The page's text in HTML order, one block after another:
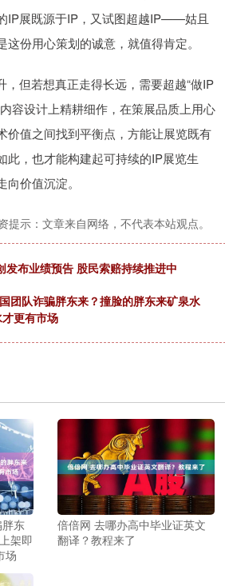
IP展既源于IP，又试图超越IP——姑且
份用心策划的诚意，就值得肯定。
，但若想真正走得长远，需要超越“做IP
容设计上精耕细作，在策展品质上用心
价值之间找到平衡点，方能让展览既有
此，也才能构建起可持续的IP展览生
价值沉淀。
提示：文章来自网络，不代表本站观点。
发布业绩预告 股民索赔持续推进中
团队诈骗胖东来？撞脸的胖东来矿泉水
更有市场
东
架即
场
倍倍网 去哪办高中毕业证英文
翻译？教程来了